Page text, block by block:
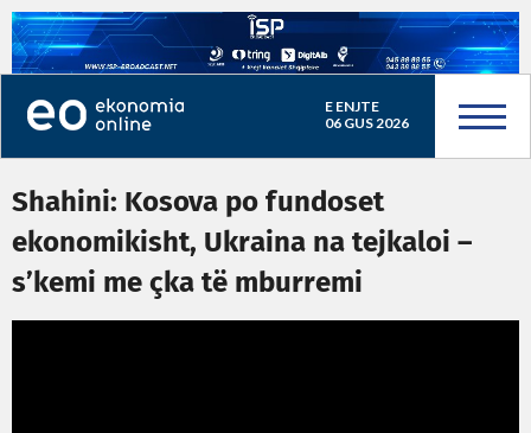
E ENJTE
06 GUS 2026
Shahini: Kosova po fundoset
ekonomikisht, Ukraina na tejkaloi –
s’kemi me çka të mburremi